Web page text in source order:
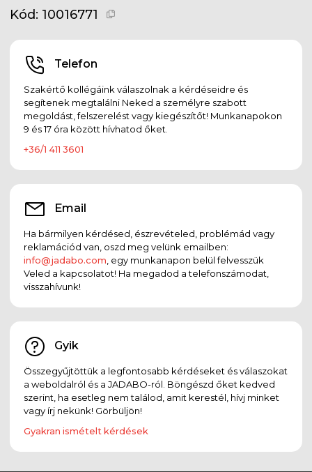
Kód: 10016771
Telefon
Szakértő kollégáink válaszolnak a kérdéseidre és
segítenek megtalálni Neked a személyre szabott
megoldást, felszerelést vagy kiegészítőt! Munkanapokon
9 és 17 óra között hívhatod őket.
+36/1 411 3601
Email
Ha bármilyen kérdésed, észrevételed, problémád vagy
reklamációd van, oszd meg velünk emailben:
info@jadabo.com , egy munkanapon belül felvesszük
Veled a kapcsolatot! Ha megadod a telefonszámodat,
visszahívunk!
Gyik
Összegyűjtöttük a legfontosabb kérdéseket és válaszokat
a weboldalról és a JADABO-ról. Böngészd őket kedved
szerint, ha esetleg nem találod, amit kerestél, hívj minket
vagy írj nekünk! Görbüljön!
Gyakran ismételt kérdések